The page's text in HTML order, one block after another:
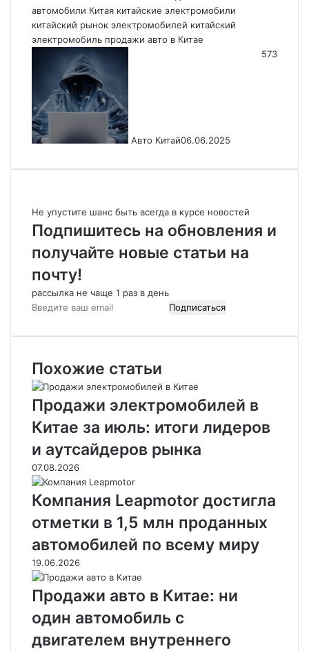
n
i
a
m
s
A
i
l
s
s
e
r
т
п
и
т
автомобили Китая китайские электромобили
китайский рынок электромобилей китайский
электромобиль продажи авто в Китае
Авто Китай06.06.2025
573
Не упустите шанс быть всегда в курсе новостей
Подпишитесь на обновления и
получайте новые статьи на
почту!
рассылка не чаще 1 раз в день
В
е
и
т
е
в
а
e
m
a
i
Похожие статьи
Продажи электромобилей в
Китае за июль: итоги лидеров
и аутсайдеров рынка
07.08.2026
Компания Leapmotor достигла
отметки в 1,5 млн проданных
автомобилей по всему миру
19.06.2026
Продажи авто в Китае: ни
один автомобиль с
двигателем внутреннего